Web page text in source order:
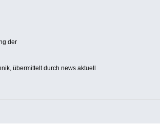
der
übermittelt durch news aktuell